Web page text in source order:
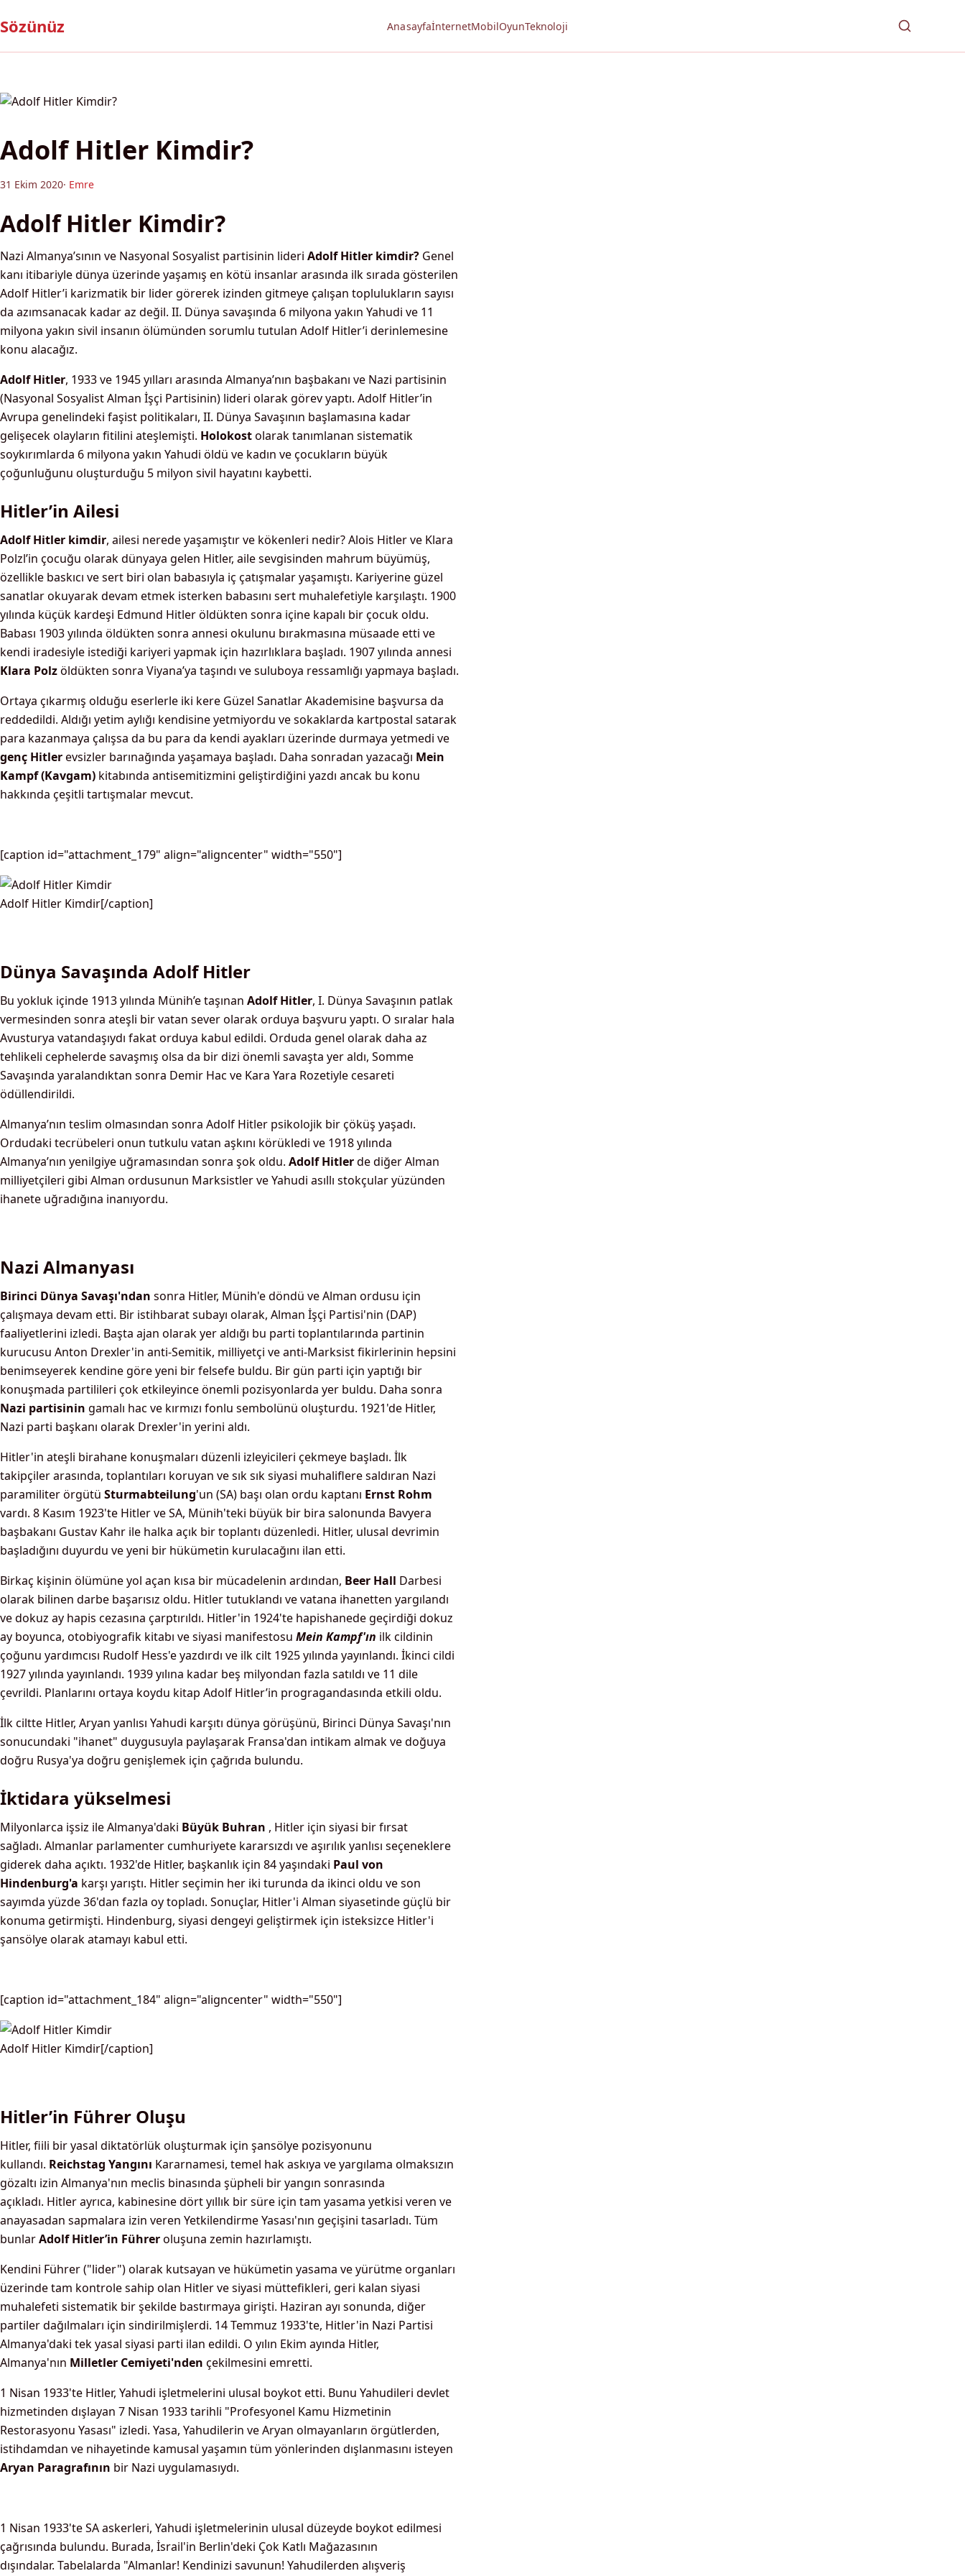
Sözünüz AnasayfaİnternetMobilOyunTeknoloji
Adolf Hitler Kimdir?
31 Ekim 2020· Emre
Adolf Hitler Kimdir?
Nazi Almanya’sının ve Nasyonal Sosyalist partisinin lideri Adolf Hitler kimdir? Genel
kanı itibariyle dünya üzerinde yaşamış en kötü insanlar arasında ilk sırada gösterilen
Adolf Hitler’i karizmatik bir lider görerek izinden gitmeye çalışan toplulukların sayısı
da azımsanacak kadar az değil. II. Dünya savaşında 6 milyona yakın Yahudi ve 11
milyona yakın sivil insanın ölümünden sorumlu tutulan Adolf Hitler’i derinlemesine
konu alacağız.
Adolf Hitler, 1933 ve 1945 yılları arasında Almanya’nın başbakanı ve Nazi partisinin
(Nasyonal Sosyalist Alman İşçi Partisinin) lideri olarak görev yaptı. Adolf Hitler’in
Avrupa genelindeki faşist politikaları, II. Dünya Savaşının başlamasına kadar
gelişecek olayların fitilini ateşlemişti. Holokostolarak tanımlanan sistematik
soykırımlarda 6 milyona yakın Yahudi öldü ve kadın ve çocukların büyük
çoğunluğunu oluşturduğu 5 milyon sivil hayatını kaybetti.
Hitler’in Ailesi
Adolf Hitler kimdir, ailesi nerede yaşamıştır ve kökenleri nedir? Alois Hitler ve Klara
Polzl’in çocuğu olarak dünyaya gelen Hitler, aile sevgisinden mahrum büyümüş,
özellikle baskıcı ve sert biri olan babasıyla iç çatışmalar yaşamıştı. Kariyerine güzel
sanatlar okuyarak devam etmek isterken babasını sert muhalefetiyle karşılaştı. 1900
yılında küçük kardeşi Edmund Hitler öldükten sonra içine kapalı bir çocuk oldu.
Babası 1903 yılında öldükten sonra annesi okulunu bırakmasına müsaade etti ve
kendi iradesiyle istediği kariyeri yapmak için hazırlıklara başladı. 1907 yılında annesi
Klara Polzöldükten sonra Viyana’ya taşındı ve suluboya ressamlığı yapmaya başladı.
Ortaya çıkarmış olduğu eserlerle iki kere Güzel Sanatlar Akademisine başvursa da
reddedildi. Aldığı yetim aylığı kendisine yetmiyordu ve sokaklarda kartpostal satarak
para kazanmaya çalışsa da bu para da kendi ayakları üzerinde durmaya yetmedi ve
genç Hitlerevsizler barınağında yaşamaya başladı. Daha sonradan yazacağı Mein
Kampf (Kavgam) kitabında antisemitizmini geliştirdiğini yazdı ancak bu konu
hakkında çeşitli tartışmalar mevcut.
[caption id="attachment_179" align="aligncenter" width="550"]
Adolf Hitler Kimdir[/caption]
Dünya Savaşında Adolf Hitler
Bu yokluk içinde 1913 yılında Münih’e taşınan Adolf Hitler, I. Dünya Savaşının patlak
vermesinden sonra ateşli bir vatan sever olarak orduya başvuru yaptı. O sıralar hala
Avusturya vatandaşıydı fakat orduya kabul edildi. Orduda genel olarak daha az
tehlikeli cephelerde savaşmış olsa da bir dizi önemli savaşta yer aldı, Somme
Savaşında yaralandıktan sonra Demir Hac ve Kara Yara Rozetiyle cesareti
ödüllendirildi.
Almanya’nın teslim olmasından sonra Adolf Hitler psikolojik bir çöküş yaşadı.
Ordudaki tecrübeleri onun tutkulu vatan aşkını körükledi ve 1918 yılında
Almanya’nın yenilgiye uğramasından sonra şok oldu. Adolf Hitlerde diğer Alman
milliyetçileri gibi Alman ordusunun Marksistler ve Yahudi asıllı stokçular yüzünden
ihanete uğradığına inanıyordu.
Nazi Almanyası
Birinci Dünya Savaşı'ndan sonra Hitler, Münih'e döndü ve Alman ordusu için
çalışmaya devam etti. Bir istihbarat subayı olarak, Alman İşçi Partisi'nin (DAP)
faaliyetlerini izledi. Başta ajan olarak yer aldığı bu parti toplantılarında partinin
kurucusu Anton Drexler'in anti-Semitik, milliyetçi ve anti-Marksist fikirlerinin hepsini
benimseyerek kendine göre yeni bir felsefe buldu. Bir gün parti için yaptığı bir
konuşmada partilileri çok etkileyince önemli pozisyonlarda yer buldu. Daha sonra
Nazi partisinin gamalı hac ve kırmızı fonlu sembolünü oluşturdu. 1921'de Hitler,
Nazi parti başkanı olarak Drexler'in yerini aldı.
Hitler'in ateşli birahane konuşmaları düzenli izleyicileri çekmeye başladı. İlk
takipçiler arasında, toplantıları koruyan ve sık sık siyasi muhaliflere saldıran Nazi
paramiliter örgütü Sturmabteilung'un (SA) başı olan ordu kaptanı Ernst Rohm
vardı. 8 Kasım 1923'te Hitler ve SA, Münih'teki büyük bir bira salonunda Bavyera
başbakanı Gustav Kahr ile halka açık bir toplantı düzenledi. Hitler, ulusal devrimin
başladığını duyurdu ve yeni bir hükümetin kurulacağını ilan etti.
Birkaç kişinin ölümüne yol açan kısa bir mücadelenin ardından, Beer Hall Darbesi
olarak bilinen darbe başarısız oldu. Hitler tutuklandı ve vatana ihanetten yargılandı
ve dokuz ay hapis cezasına çarptırıldı. Hitler'in 1924'te hapishanede geçirdiği dokuz
ay boyunca, otobiyografik kitabı ve siyasi manifestosu Mein Kampf'ın ilk cildinin
çoğunu yardımcısı Rudolf Hess'e yazdırdı ve ilk cilt 1925 yılında yayınlandı. İkinci cildi
1927 yılında yayınlandı. 1939 yılına kadar beş milyondan fazla satıldı ve 11 dile
çevrildi. Planlarını ortaya koydu kitap Adolf Hitler’in progragandasında etkili oldu.
İlk ciltte Hitler, Aryan yanlısı Yahudi karşıtı dünya görüşünü, Birinci Dünya Savaşı'nın
sonucundaki "ihanet" duygusuyla paylaşarak Fransa'dan intikam almak ve doğuya
doğru Rusya'ya doğru genişlemek için çağrıda bulundu.
İktidara yükselmesi
Milyonlarca işsiz ile Almanya'daki Büyük Buhran , Hitler için siyasi bir fırsat
sağladı. Almanlar parlamenter cumhuriyete kararsızdı ve aşırılık yanlısı seçeneklere
giderek daha açıktı. 1932'de Hitler, başkanlık için 84 yaşındaki Paul von
Hindenburg'a karşı yarıştı. Hitler seçimin her iki turunda da ikinci oldu ve son
sayımda yüzde 36'dan fazla oy topladı. Sonuçlar, Hitler'i Alman siyasetinde güçlü bir
konuma getirmişti. Hindenburg, siyasi dengeyi geliştirmek için isteksizce Hitler'i
şansölye olarak atamayı kabul etti.
[caption id="attachment_184" align="aligncenter" width="550"]
Adolf Hitler Kimdir[/caption]
Hitler’in Führer Oluşu
Hitler, fiili bir yasal diktatörlük oluşturmak için şansölye pozisyonunu
kullandı. Reichstag Yangını Kararnamesi, temel hak askıya ve yargılama olmaksızın
gözaltı izin Almanya'nın meclis binasında şüpheli bir yangın sonrasında
açıkladı. Hitler ayrıca, kabinesine dört yıllık bir süre için tam yasama yetkisi veren ve
anayasadan sapmalara izin veren Yetkilendirme Yasası'nın geçişini tasarladı. Tüm
bunlarAdolf Hitler’in Führeroluşuna zemin hazırlamıştı.
Kendini Führer ("lider") olarak kutsayan ve hükümetin yasama ve yürütme organları
üzerinde tam kontrole sahip olan Hitler ve siyasi müttefikleri, geri kalan siyasi
muhalefeti sistematik bir şekilde bastırmaya girişti. Haziran ayı sonunda, diğer
partiler dağılmaları için sindirilmişlerdi. 14 Temmuz 1933'te, Hitler'in Nazi Partisi
Almanya'daki tek yasal siyasi parti ilan edildi. O yılın Ekim ayında Hitler,
Almanya'nın Milletler Cemiyeti'nden çekilmesini emretti.
1 Nisan 1933'te Hitler, Yahudi işletmelerini ulusal boykot etti. Bunu Yahudileri devlet
hizmetinden dışlayan 7 Nisan 1933 tarihli "Profesyonel Kamu Hizmetinin
Restorasyonu Yasası" izledi. Yasa, Yahudilerin ve Aryan olmayanların örgütlerden,
istihdamdan ve nihayetinde kamusal yaşamın tüm yönlerinden dışlanmasını isteyen
Aryan Paragrafının bir Nazi uygulamasıydı.
1 Nisan 1933'te SA askerleri, Yahudi işletmelerinin ulusal düzeyde boykot edilmesi
çağrısında bulundu. Burada, İsrail'in Berlin'deki Çok Katlı Mağazasının
dışındalar. Tabelalarda "Almanlar! Kendinizi savunun! Yahudilerden alışveriş